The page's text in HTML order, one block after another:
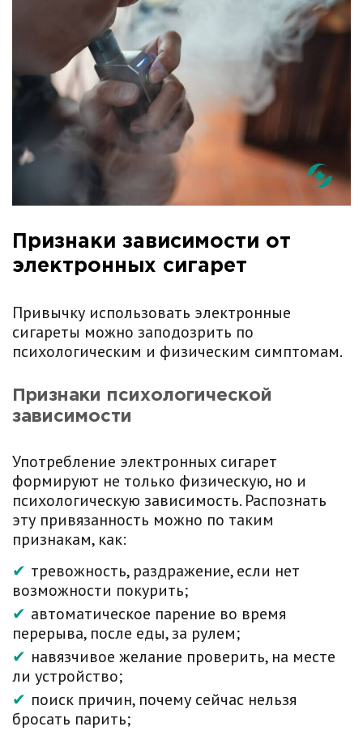
Признаки зависимости от
электронных сигарет
Привычку использовать электронные
сигареты можно заподозрить по
психологическим и физическим симптомам.
Признаки психологической
зависимости
Употребление электронных сигарет
формируют не только физическую, но и
психологическую зависимость. Распознать
эту привязанность можно по таким
признакам, как:
тревожность, раздражение, если нет
возможности покурить;
автоматическое парение во время
перерыва, после еды, за рулем;
навязчивое желание проверить, на месте
ли устройство;
поиск причин, почему сейчас нельзя
бросать парить;